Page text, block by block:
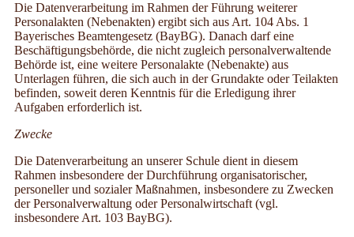
Die Datenverarbeitung im Rahmen der Führung weiterer
Personalakten (Nebenakten) ergibt sich aus Art. 104 Abs. 1
Bayerisches Beamtengesetz (BayBG). Danach darf eine
Beschäftigungsbehörde, die nicht zugleich personalverwaltende
Behörde ist, eine weitere Personalakte (Nebenakte) aus
Unterlagen führen, die sich auch in der Grundakte oder Teilakten
befinden, soweit deren Kenntnis für die Erledigung ihrer
Aufgaben erforderlich ist.
Zwecke
Die Datenverarbeitung an unserer Schule dient in diesem
Rahmen insbesondere der Durchführung organisatorischer,
personeller und sozialer Maßnahmen, insbesondere zu Zwecken
der Personalverwaltung oder Personalwirtschaft (vgl.
insbesondere Art. 103 BayBG).